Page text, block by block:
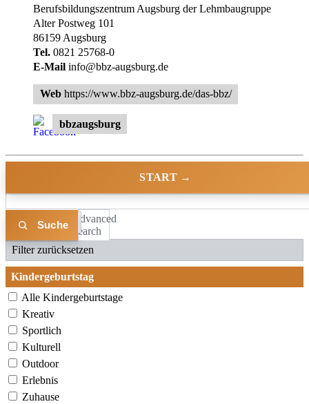
Berufsbildungszentrum Augsburg der Lehmbaugruppe
Alter Postweg 101
86159 Augsburg
Tel. 0821 25768-0
E-Mail info@bbz-augsburg.de
Web https://www.bbz-augsburg.de/das-bbz/
bbzaugsburg
START →
Advanced
Search
Liste Karte
Filter zurücksetzen
Kindergeburtstag
Alle Kindergeburtstage
Kreativ
Sportlich
Kulturell
Outdoor
Erlebnis
Zuhause